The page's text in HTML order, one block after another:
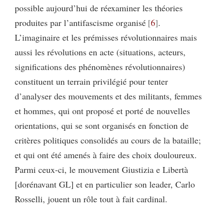
possible aujourd’hui de réexaminer les théories
produites par l’antifascisme organisé 6 .
L’imaginaire et les prémisses révolutionnaires mais
aussi les révolutions en acte (situations, acteurs,
significations des phénomènes révolutionnaires)
constituent un terrain privilégié pour tenter
d’analyser des mouvements et des militants, femmes
et hommes, qui ont proposé et porté de nouvelles
orientations, qui se sont organisés en fonction de
critères politiques consolidés au cours de la bataille;
et qui ont été amenés à faire des choix douloureux.
Parmi ceux-ci, le mouvement Giustizia e Libertà
[dorénavant GL] et en particulier son leader, Carlo
Rosselli, jouent un rôle tout à fait cardinal.